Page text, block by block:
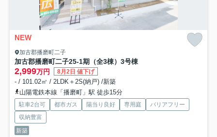
NEW
加古郡播磨町二子
加古郡播磨町二子25-1期（全3棟）3号棟
2,999万円 8月2日 値下げ
- / 101.02㎡ / 2LDK＋2S(納戸) /新築
山陽電鉄本線「播磨町」駅 徒歩15分
駐車2台可 都市ガス 陽当り良好 専用庭
バリアフリー
収納豊富
新築